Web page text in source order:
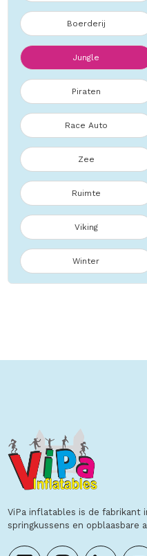
Boerderij
Jungle
Piraten
Race Auto
Zee
Ruimte
Viking
Winter
ViPa inflatables is de fabrikant
springkussens en opblaasbare